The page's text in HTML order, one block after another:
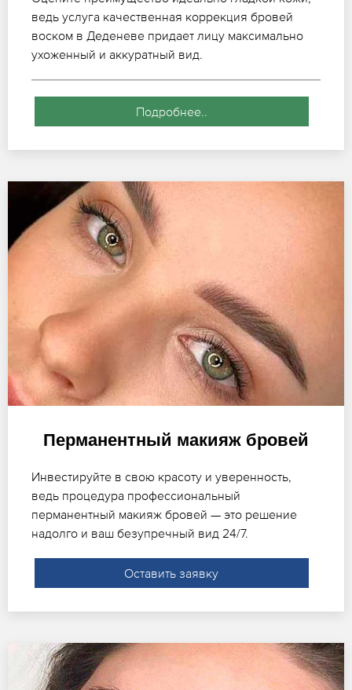
ведь услуга качественная коррекция бровей
воском в Деденеве придает лицу максимально
ухоженный и аккуратный вид.
Подробнее..
Перманентный макияж бровей
Инвестируйте в свою красоту и уверенность,
ведь процедура профессиональный
перманентный макияж бровей — это решение
надолго и ваш безупречный вид 24/7.
Оставить заявку